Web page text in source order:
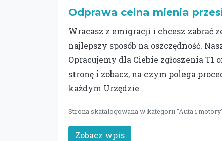
Odprawa celna mienia
Wracasz z emigracji i chcesz zabrać
najlepszy sposób na oszczędność.
Opracujemy dla Ciebie zgłoszenia
stronę i zobacz, na czym polega
każdym Urzędzie
Strona skatalogowana w kategorii "Auta i motory"
Zobacz wpis